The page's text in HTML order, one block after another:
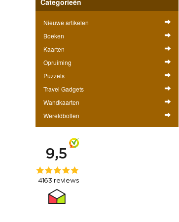
Nieuwe artikelen
Boeken
Kaarten
Opruiming
Puzzels
Travel Gadgets
Wandkaarten
Wereldbollen